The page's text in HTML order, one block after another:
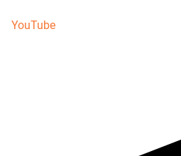
YouTube